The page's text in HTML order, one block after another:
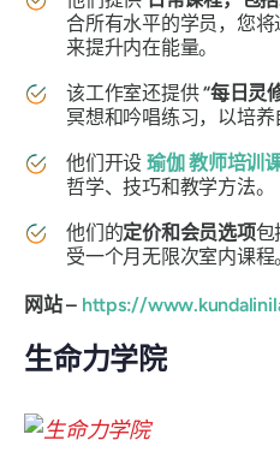
合所有水平的学员，您
来提升内在能量。
该工作室还提供“每日灵
冥想和吟唱练习，以培养
他们开设 瑜伽教师培训课
哲学、技巧和教学方法。
他们的定价和会员选项包
受一个月无限次室内课程
网站 – https://
生命力学院